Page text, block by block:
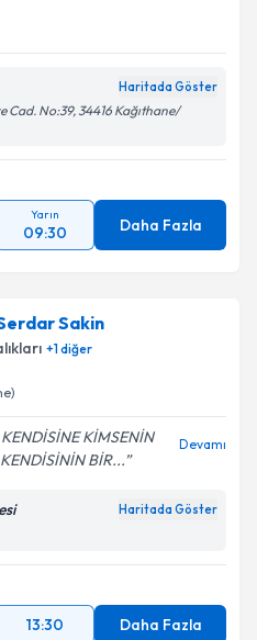
Haritada Göster
Cad. No:39, 34416 Kağıthane/
Yarın
09:30 Daha Fazla
Sakin
+1diğer
KİMSENİN
BİR...
Devamı
Haritada Göster
13:30 Daha Fazla